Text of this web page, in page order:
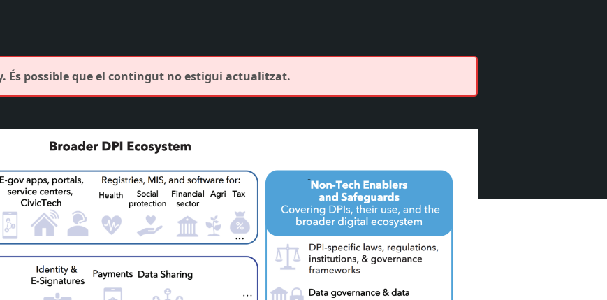
És possible que el contingut no estigui actualitzat.